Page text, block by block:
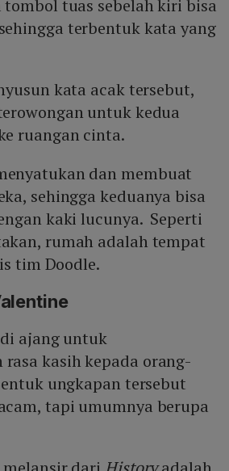
tombol tuas sebelah kiri bisa
terbentuk kata yang
kata acak tersebut,
untuk kedua
ruangan cinta.
dan membuat
sehingga keduanya bisa
kaki lucunya. Seperti
rumah adalah tempat
tim Doodle.
ajang untuk
kasih kepada orang-
ungkapan tersebut
tapi umumnya berupa